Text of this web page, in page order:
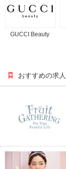
GUCCI Beauty
おすすめの求